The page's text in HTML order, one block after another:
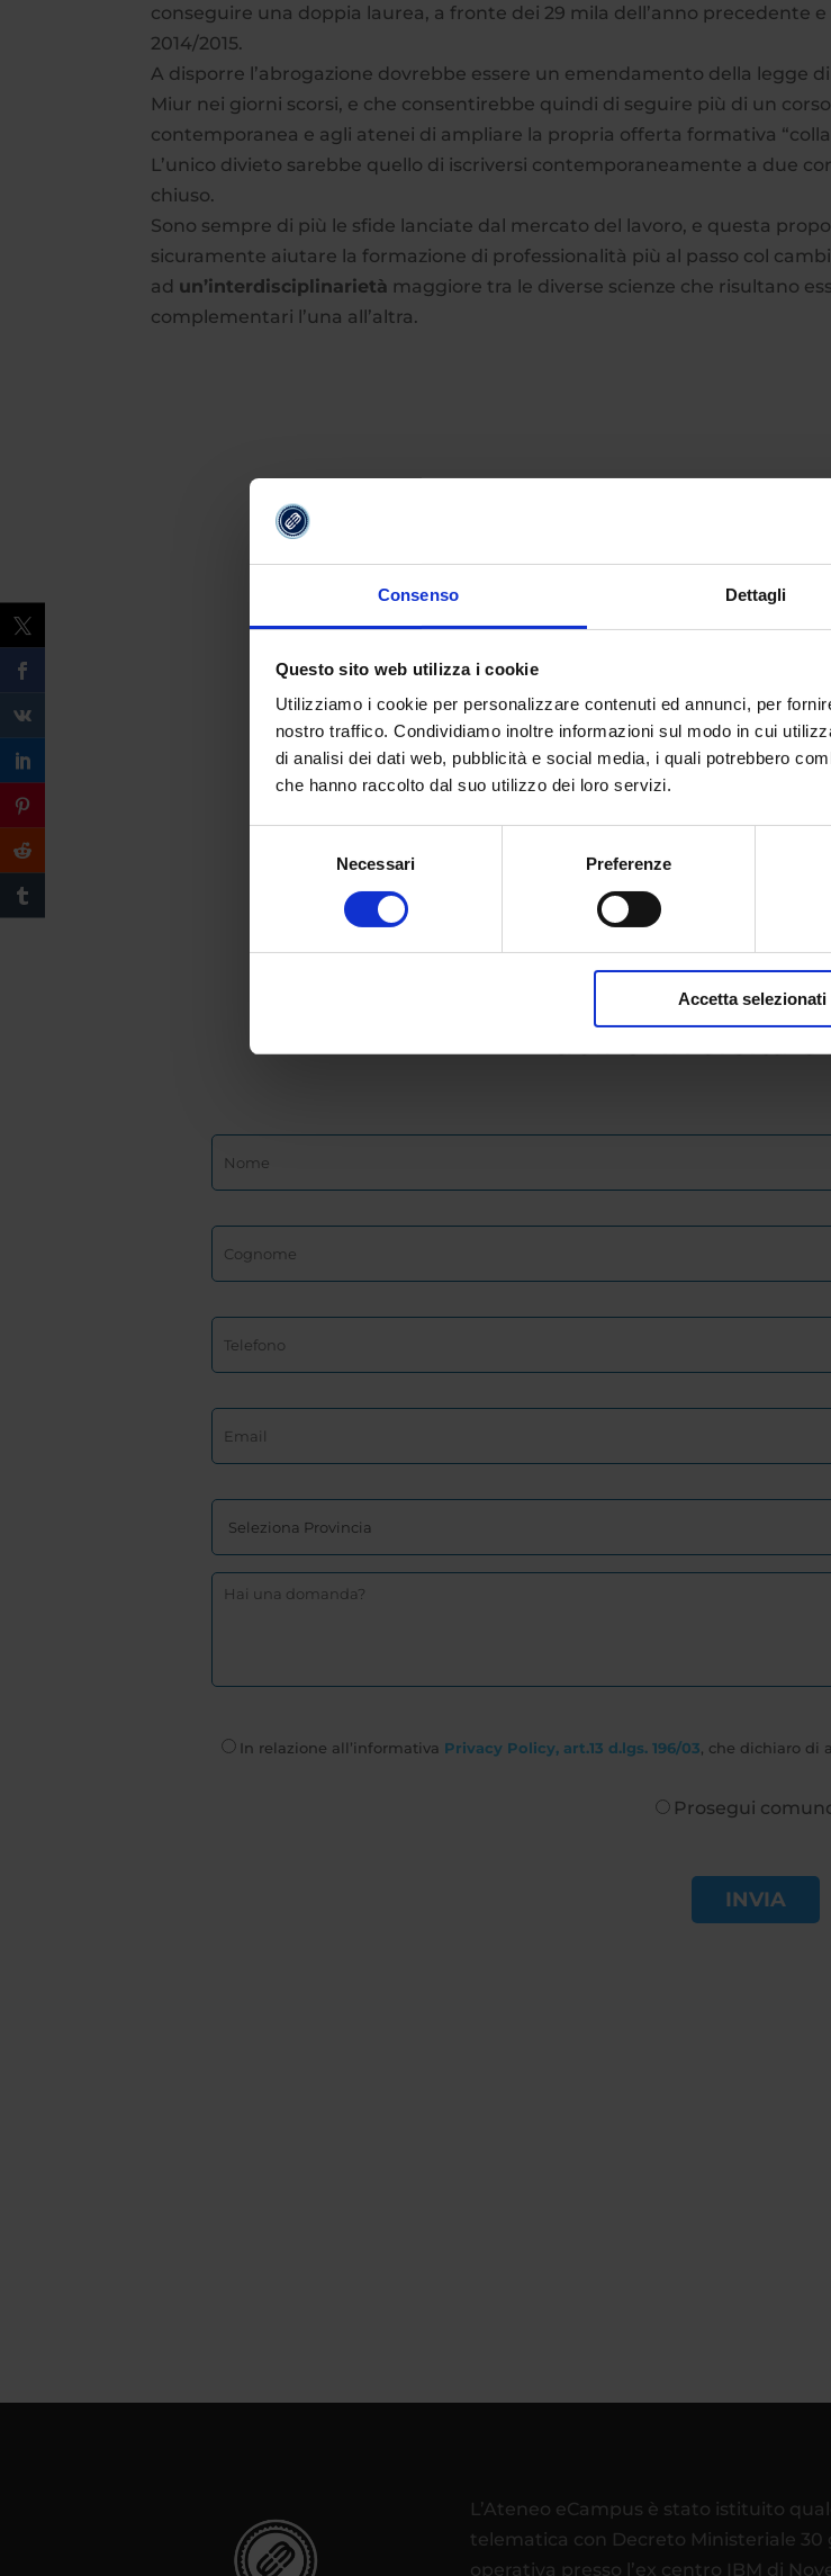
Consenso Dettagli
Questo sito web utilizza i cookie
Utilizziamo i cookie per personalizzare contenuti ed annunci, per
nostro traffico. Condividiamo inoltre informazioni sul modo in cui
di analisi dei dati web, pubblicità e social media, i quali potrebbero
che hanno raccolto dal suo utilizzo dei loro servizi.
Necessari Preferenze
Accetta selezionati
conseguire una doppia laurea, a fronte dei 29 mila dell’anno precedente e
2014/2015.
A disporre l’abrogazione dovrebbe essere un emendamento della legge
Miur nei giorni scorsi, e che consentirebbe quindi di seguire più di un
contemporanea e agli atenei di ampliare la propria offerta formativa
L’unico divieto sarebbe quello di iscriversi contemporaneamente a due
chiuso.
Sono sempre di più le sfide lanciate dal mercato del lavoro, e questa
sicuramente aiutare la formazione di professionalità più al passo col
ad un’interdisciplinarietà maggiore tra le diverse scienze che risultano
complementari l’una all’altra.
Compila il form e richiedi
dell’Università
In relazione all’informativa Privacy Policy, art.13 d.lgs. 196/03 , che dichiaro di
Prosegui
L’Ateneo eCampus è stato istituito
telematica con Decreto Ministeriale 30
operativa presso l’ex centro IBM di